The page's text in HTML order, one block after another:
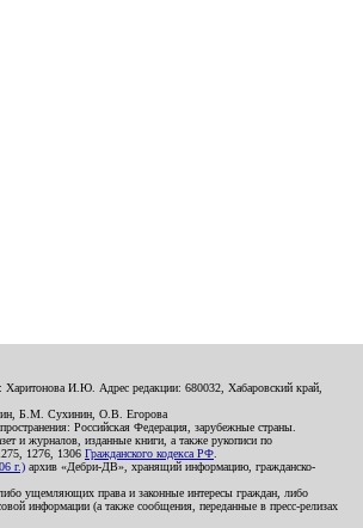
Харитонова И.Ю. Адрес редакции: 680032, Хабаровский край,
Б.М. Сухинин, О.В. Егорова
Российская Федерация, зарубежные страны.
и журналов, изданные книги, а также рукописи по
1276, 1306 Гражданского кодекса РФ
г.) архив «Дебри-ДВ», хранящий информацию, гражданско-
ущемляющих права и законные интересы граждан, либо
информации (а также сообщения, переданные в пресс-релизах